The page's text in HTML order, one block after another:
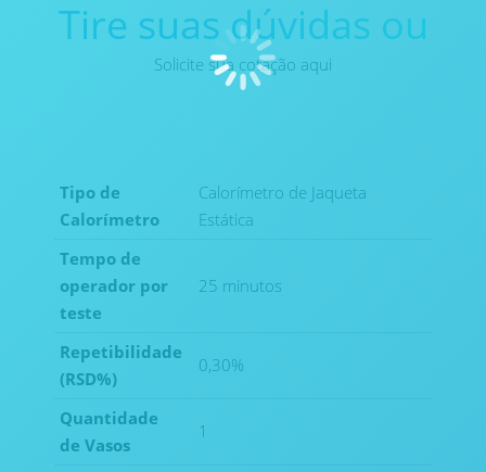
Tire suas dúvidas ou
Solicite sua cotação aqui
Tipo de
Calorímetro
Calorímetro de Jaqueta
Estática
Tempo de
operador por
teste
25 minutos
Repetibilidade
(RSD%)
0,30%
Quantidade
de Vasos
1